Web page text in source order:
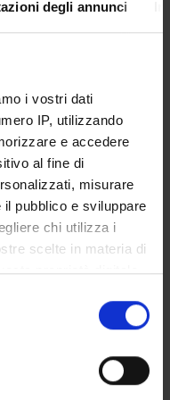
degli annunci
i vostri dati
IP, utilizzando
e accedere
al fine di
misurare
pubblico e sviluppare
chi utilizza i
scelte in materia di
proprietà digitale
in qualsiasi
o facendo clic